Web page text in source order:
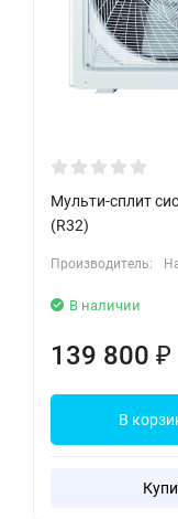
Мульти-сплит
(R32)
Производитель:
В наличии
139 800 ₽
В